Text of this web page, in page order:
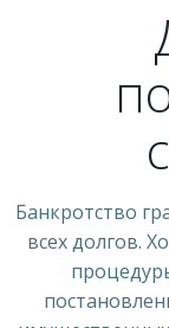
Банкротство
всех долгов.